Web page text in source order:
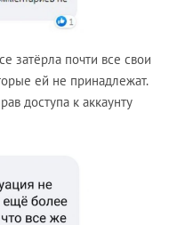
затёрла почти все свои
ей не принадлежат.
доступа к аккаунту